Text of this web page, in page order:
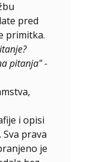
pred
primitka.
pitanja" -
i opisi
prava
je